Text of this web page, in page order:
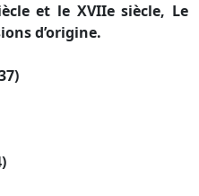
et le XVIIe siècle, Le
d’origine.